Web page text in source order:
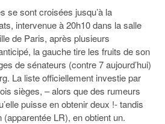
se sont croisées jusqu’à la
intervenue à 20h10 dans la salle
de Paris, après plusieurs
la gauche tire les fruits de son
de sénateurs (contre 7 aujourd’hui)
La liste officiellement investie par
sièges, – alors que des rumeurs
puisse en obtenir deux !- tandis
(apparentée LR), en obtient un.